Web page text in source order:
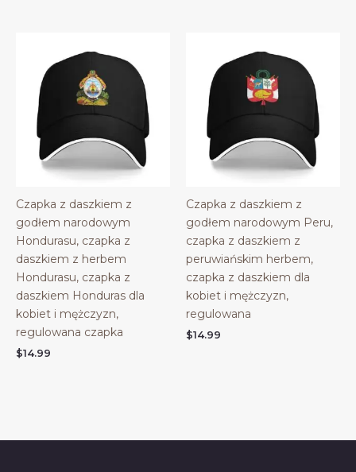
Czapka z daszkiem z
godłem narodowym
Hondurasu, czapka z
daszkiem z herbem
Hondurasu, czapka z
daszkiem Honduras dla
kobiet i mężczyzn,
regulowana czapka
$14.99
Czapka z daszkiem z
godłem narodowym Peru,
czapka z daszkiem z
peruwiańskim herbem,
czapka z daszkiem dla
kobiet i mężczyzn,
regulowana
$14.99